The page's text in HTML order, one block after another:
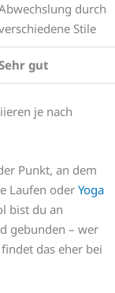
durch
Stile
gut
je nach
Punkt, an dem
Laufen oder Yoga
bist du an
gebunden – wer
das eher bei